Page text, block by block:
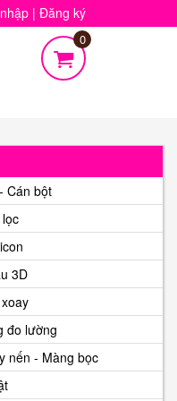
| Đăng ký
0
Cán bột
3D
đo lường
nến - Màng bọc